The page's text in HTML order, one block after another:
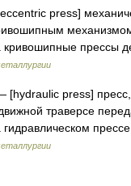
press]
кривошипные
[hydraulic press] пресс,
траверсе